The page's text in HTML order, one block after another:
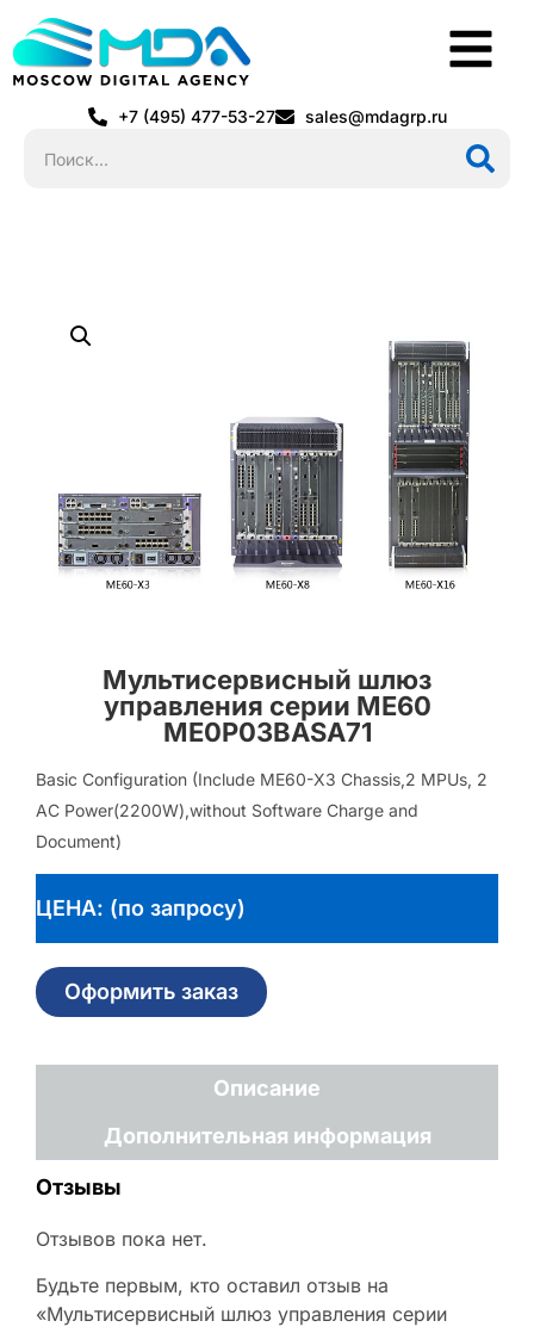
+7 (495) 477-53-27 sales@mdagrp.ru
Мультисервисный шлюз
управления серии ME60
ME0P03BASA71
Basic Configuration (Include ME60-X3 Chassis,2 MPUs, 2
AC Power(2200W),without Software Charge and
Document)
ЦЕНА: (по запросу)
Оформить заказ
Описание
Дополнительная информация
Отзывы
Отзывов пока нет.
Будьте первым, кто оставил отзыв на
«Мультисервисный шлюз управления серии